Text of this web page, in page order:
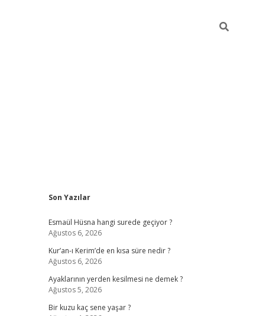
Sidebar
Son Yazılar
Esmaül Hüsna hangi surede geçiyor ?
Ağustos 6, 2026
Kur’an-ı Kerim’de en kısa süre nedir ?
Ağustos 6, 2026
Ayaklarının yerden kesilmesi ne demek ?
Ağustos 5, 2026
Bir kuzu kaç sene yaşar ?